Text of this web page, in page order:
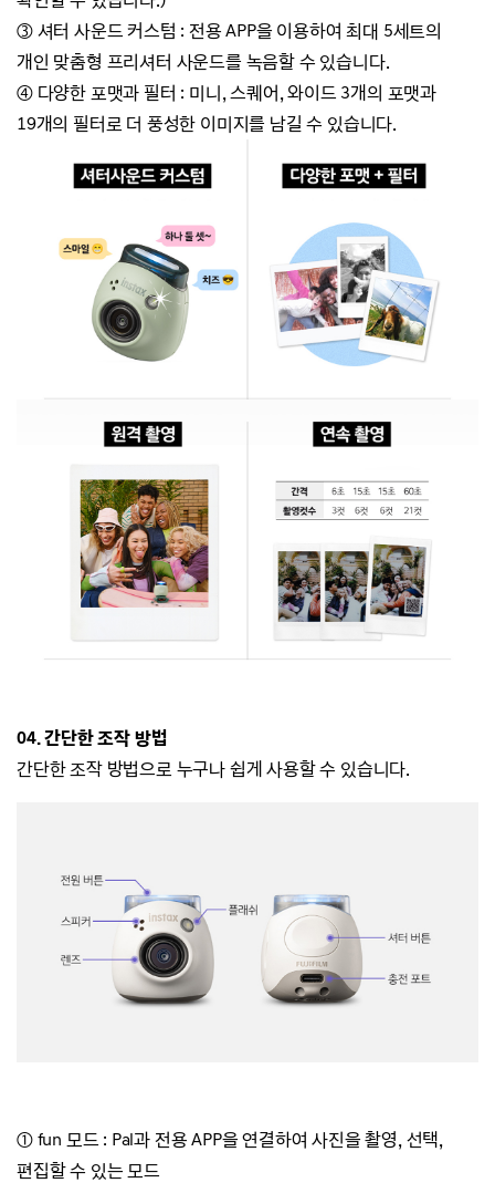
③ 셔터 사운드 커스텀 : 전용 APP을 이용하여 최대 5세트의
개인 맞춤형 프리셔터 사운드를 녹음할 수 있습니다.
④ 다양한 포맷과 필터 : 미니, 스퀘어, 와이드 3개의 포맷과
19개의 필터로 더 풍성한 이미지를 남길 수 있습니다.
04. 간단한 조작 방법
간단한 조작 방법으로 누구나 쉽게 사용할 수 있습니다.
① fun 모드 : Pal과 전용 APP을 연결하여 사진을 촬영, 선택,
편집할 수 있는 모드